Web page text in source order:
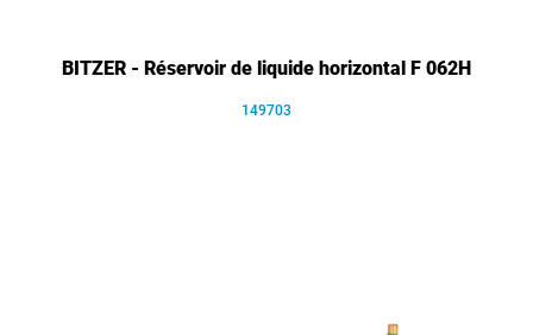
BITZER - Réservoir de liquide horizontal F 062H
149703